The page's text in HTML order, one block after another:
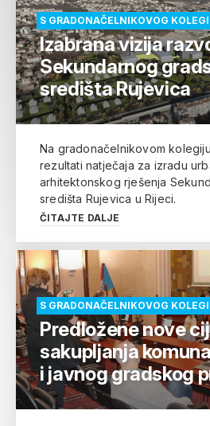
S GRADONAČELNIKOVOG
Izabrana vizija
Sekundarnog
središta Rujevica
Na gradonačelnikovom
rezultati natječaja za izradu
arhitektonskog rješenja
središta Rujevica u Rijeci.
ČITAJTE DALJE
S GRADONAČELNIKOVOG
Predložene nove
sakupljanja
i javnog gradskog